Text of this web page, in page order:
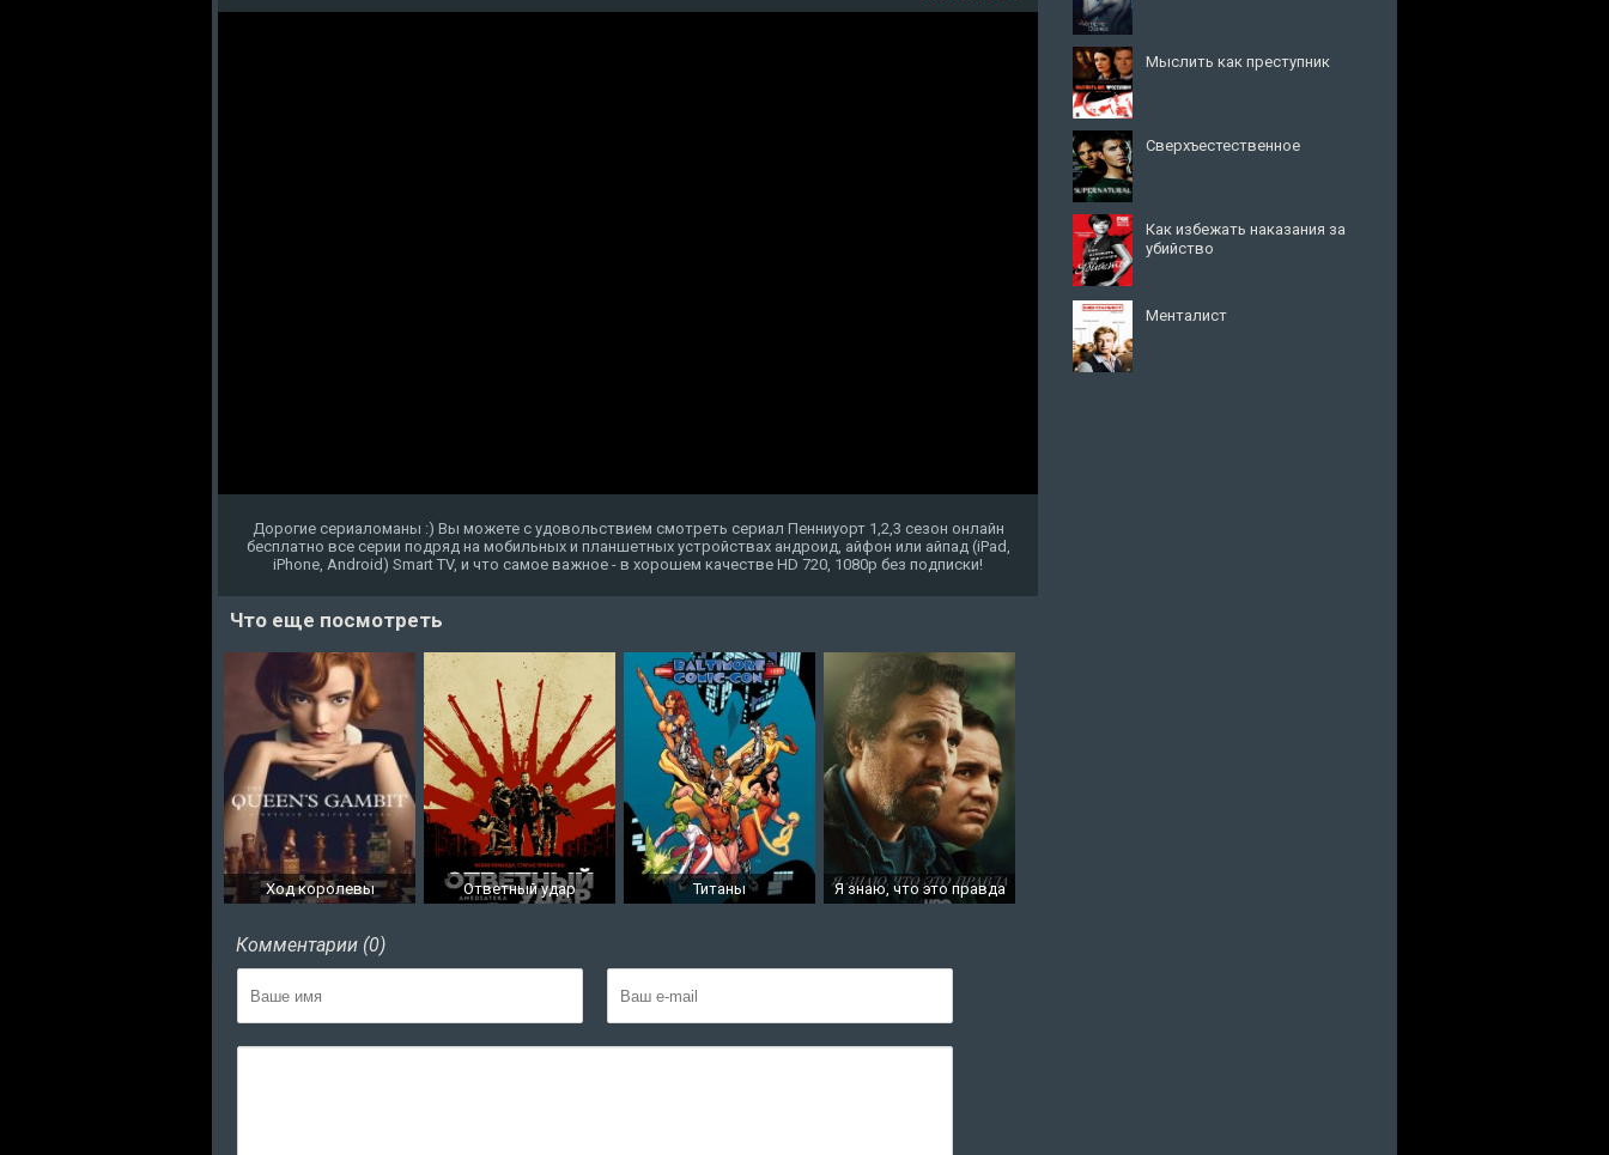
Дорогие сериаломаны :) Вы можете с удовольствием смотреть сериал Пенниуорт 1,2,3 сезон онлайн
бесплатно все серии подряд на мобильных и планшетных устройствах андроид, айфон или айпад (iPad,
iPhone, Android) Smart TV, и что самое важное - в хорошем качестве HD 720, 1080p без подписки!
Что еще посмотреть
Ход королевы Ответный удар Титаны Я знаю, что это правда
Комментарии (0)
Мыслить как преступник
Сверхъестественное
Как избежать наказания за
убийство
Менталист